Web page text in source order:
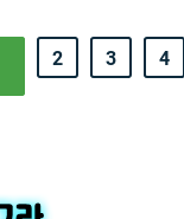
2 3 4